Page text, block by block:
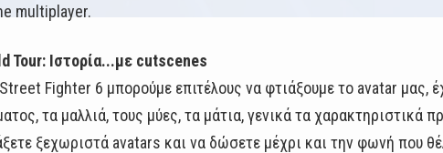
multiplayer.
Tour: Ιστορία...με cutscenes
Fighter 6 μπορούμε επιτέλους να φτιάξουμε το avatar
τα μαλλιά, τους μύες, τα μάτια, γενικά τα
ξεχωριστά avatars και να δώσετε μέχρι και την φωνή που